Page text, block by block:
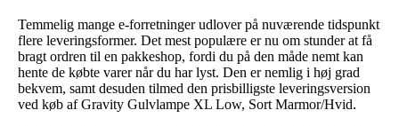
Temmelig mange e-forretninger udlover på nuværende tidspunkt
flere leveringsformer. Det mest populære er nu om stunder at få
bragt ordren til en pakkeshop, fordi du på den måde nemt kan
hente de købte varer når du har lyst. Den er nemlig i høj grad
bekvem, samt desuden tilmed den prisbilligste leveringsversion
ved køb af Gravity Gulvlampe XL Low, Sort Marmor/Hvid.